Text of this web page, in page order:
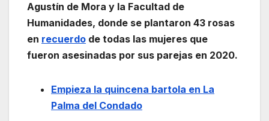
Agustín de Mora y la Facultad de
Humanidades, donde se plantaron 43 rosas
en recuerdo de todas las mujeres que
fueron asesinadas por sus parejas en 2020.
Empieza la quincena bartola en La
Palma del Condado